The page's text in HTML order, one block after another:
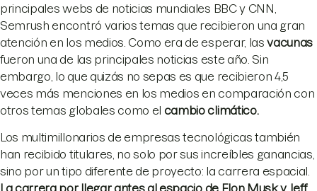
principales webs de noticias mundiales BBC y CNN,
Semrush encontró varios temas que recibieron una gran
atención en los medios. Como era de esperar, lasvacunas
fueron una de las principales noticias este año. Sin
embargo, lo que quizás no sepas es que recibieron 4,5
veces más menciones en los medios en comparación con
otros temas globales como el cambio climático.
Los multimillonarios de empresas tecnológicas también
han recibido titulares, no solo por sus increíbles ganancias,
sino por un tipo diferente de proyecto: la carrera espacial.
La carrera por llegar antes al espacio de Elon Musk y Jeff